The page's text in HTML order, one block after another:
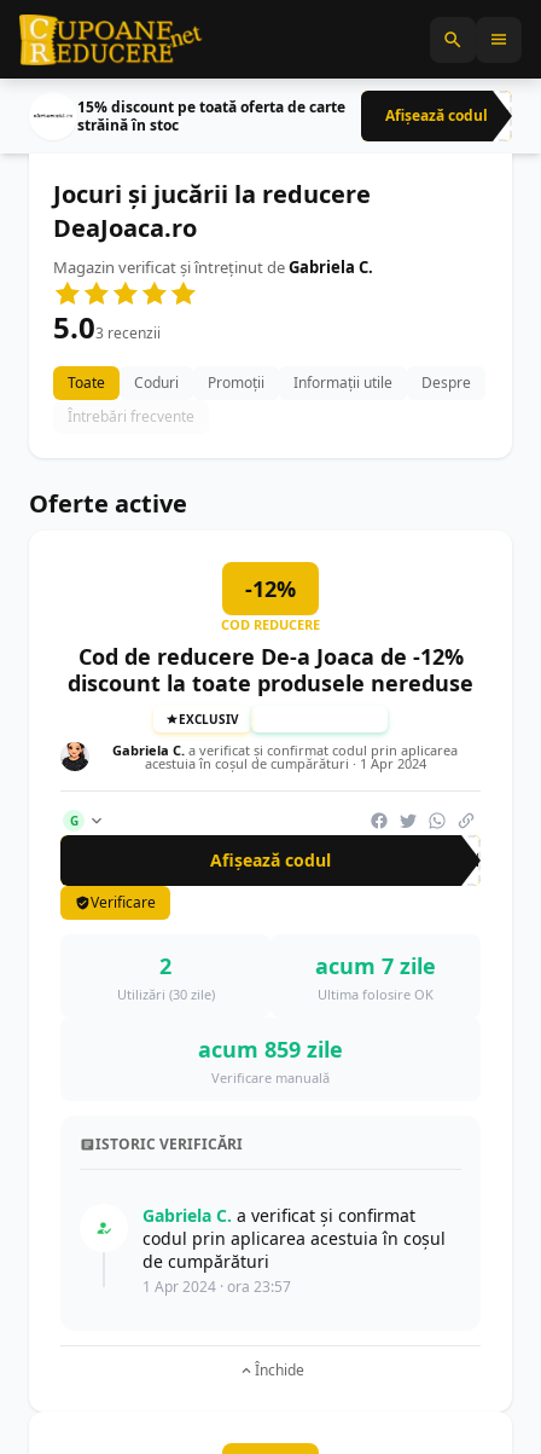
15% discount pe toată oferta de carte
străină în stoc
Afișează codulCRN
Jocuri și jucării la reducere
DeaJoaca.ro
Magazin verificat și întreținut deGabriela C.
5.03 recenzii
Toate Coduri Promoții Informații utile
Despre
Întrebări frecvente
Oferte active
-12%
COD REDUCERE
Cod de reducere De-a Joaca de -12%
discount la toate produsele nereduse
EXCLUSIV
Gabriela C. a verificat și confirmat codul prin aplicarea
acestuia în coșul de cumpărături · 1 Apr 2024
G
Afișează codul CRN
Verificare
2
Utilizări (30 zile)
acum 7 zile
Ultima folosire OK
acum 859 zile
Verificare manuală
ISTORIC VERIFICĂRI
Gabriela C. a verificat și confirmat
codul prin aplicarea acestuia în coșul
de cumpărături
1 Apr 2024 · ora 23:57
Închide